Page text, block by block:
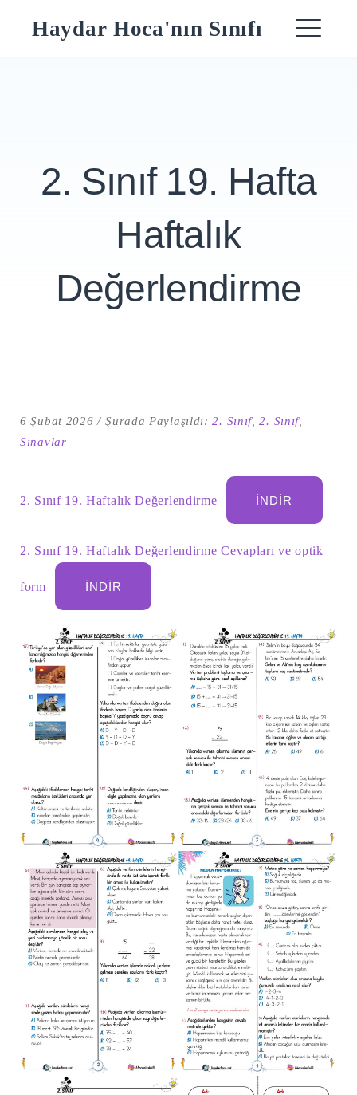
Haydar Hoca'nın Sınıfı
Şu
için
sonuçları:
2. Sınıf 19. Hafta
Haftalık
Değerlendirme
6 Şubat 2026 Şurada Paylaşıldı:2. Sınıf,2. Sınıf,
Sınavlar
2. Sınıf 19. Haftalık Değerlendirme İNDIR
2. Sınıf 19. Haftalık Değerlendirme Cevapları ve optik
form İNDIR